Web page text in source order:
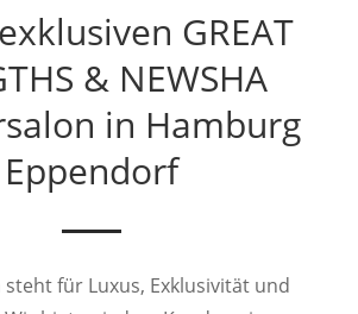
GREAT
& NEWSHA
in Hamburg
Eppendorf
steht für Luxus, Exklusivität und